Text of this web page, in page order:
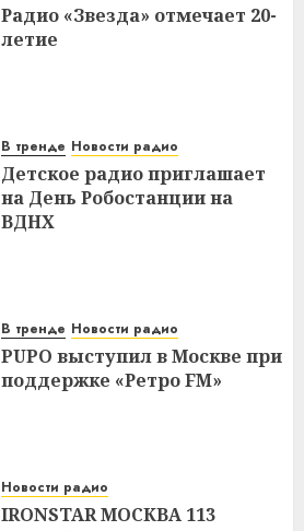
Радио «Звезда» отмечает 20-
летие
В тренде Новости радио
Детское радио приглашает
на День Робостанции на
ВДНХ
В тренде Новости радио
PUPO выступил в Москве при
поддержке «Ретро FM»
Новости радио
IRONSTAR МОСКВА 113